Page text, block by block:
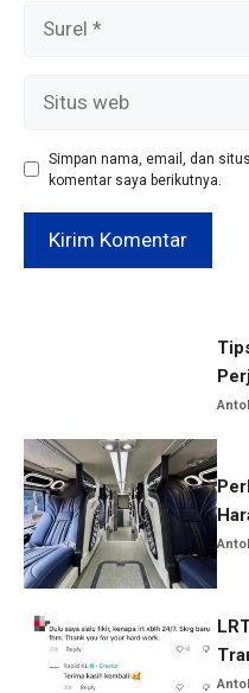
web
Simpan nama, email, dan
komentar saya berikutnya.